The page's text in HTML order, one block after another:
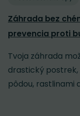
Záhrada bez
prevencia proti
Tvoja záhrada
drastický postrek,
pôdou, rastlinami